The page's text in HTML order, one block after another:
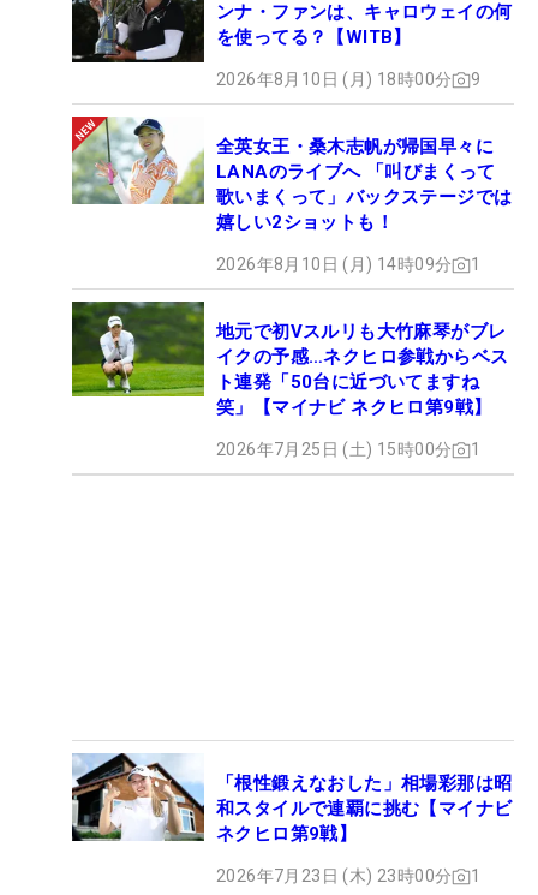
ンナ・ファンは、キャロウェイの何
を使ってる？【WITB】
2026年8月10日 (月) 18時00分 9
全英女王・桑木志帆が帰国早々に
LANAのライブへ 「叫びまくって
歌いまくって」バックステージでは
嬉しい2ショットも！
2026年8月10日 (月) 14時09分 1
地元で初Vスルリも大竹麻琴がブレ
イクの予感…ネクヒロ参戦からベス
ト連発「50台に近づいてますね
笑」【マイナビ ネクヒロ第9戦】
2026年7月25日 (土) 15時00分 1
「根性鍛えなおした」相場彩那は昭
和スタイルで連覇に挑む【マイナビ
ネクヒロ第9戦】
2026年7月23日 (木) 23時00分 1